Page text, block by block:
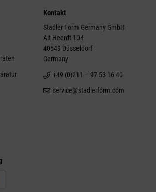
Kontakt
Stadler Form Germany GmbH
Alt-Heerdt 104
40549 Düsseldorf
Germany
+49 (0)211 – 97 53 16 40
service@stadlerform.com